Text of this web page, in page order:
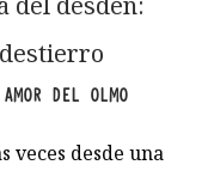
DEL OLMO
veces desde una